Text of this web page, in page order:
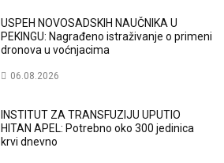
USPEH NOVOSADSKIH NAUČNIKA U
PEKINGU: Nagrađeno istraživanje o primeni
dronova u voćnjacima
06.08.2026
INSTITUT ZA TRANSFUZIJU UPUTIO
HITAN APEL: Potrebno oko 300 jedinica
krvi dnevno